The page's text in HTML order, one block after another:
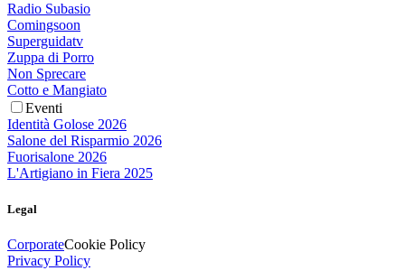
Radio Subasio
Comingsoon
Superguidatv
Zuppa di Porro
Non Sprecare
Cotto e Mangiato
Eventi
Identità Golose 2026
Salone del Risparmio 2026
Fuorisalone 2026
L'Artigiano in Fiera 2025
Legal
CorporateCookie Policy
Privacy Policy